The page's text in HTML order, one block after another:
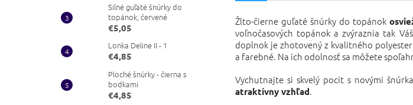
Silné guľaté šnúrky do
topánok, červené
€5,05
Lonka Deline II - 1
€4,85
Ploché šnúrky - čierna s
bodkami
€4,85
Žlto-čierne guľaté šnúrky do topánok
voľnočasových topánok a zvýraznia tak
doplnok je zhotovený z kvalitného
a farebné. Na ich odolnosť sa môžete
Vychutnajte si skvelý pocit s novými
atraktívny vzhľad.